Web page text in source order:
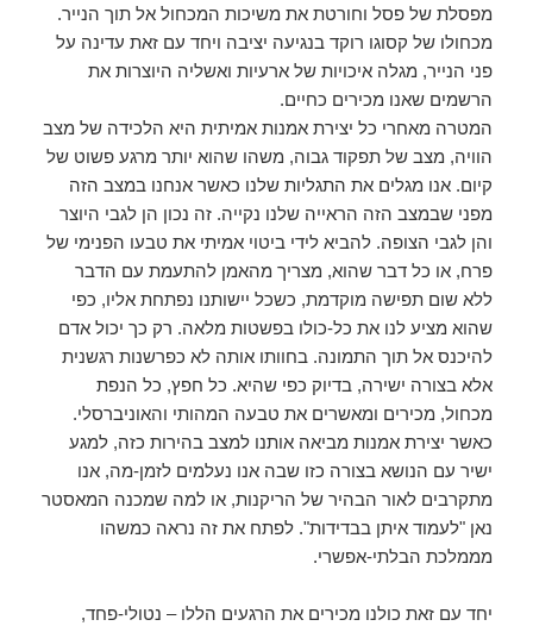
מפסלת של פסל וחורטת את משיכות המכחול אל תוך הנייר.
מכחולו של קסוגו רוקד בנגיעה יציבה ויחד עם זאת עדינה על
פני הנייר, מגלה איכויות של ארעיות ואשליה היוצרות את
הרשמים שאנו מכירים כחיים.
המטרה מאחרי כל יצירת אמנות אמיתית היא הלכידה של מצב
הוויה, מצב של תפקוד גבוה, משהו שהוא יותר מרגע פשוט של
קיום. אנו מגלים את התגליות שלנו כאשר אנחנו במצב הזה
מפני שבמצב הזה הראייה שלנו נקייה. זה נכון הן לגבי היוצר
והן לגבי הצופה. להביא לידי ביטוי אמיתי את טבעו הפנימי של
פרח, או כל דבר שהוא, מצריך מהאמן להתעמת עם הדבר
ללא שום תפישה מוקדמת, כשכל יישותנו נפתחת אליו, כפי
שהוא מציע לנו את כל-כולו בפשטות מלאה. רק כך יכול אדם
להיכנס אל תוך התמונה. בחוותו אותה לא כפרשנות רגשנית
אלא בצורה ישירה, בדיוק כפי שהיא. כל חפץ, כל הנפת
מכחול, מכירים ומאשרים את טבעה המהותי והאוניברסלי.
כאשר יצירת אמנות מביאה אותנו למצב בהירות כזה, למגע
ישיר עם הנושא בצורה כזו שבה אנו נעלמים לזמן-מה, אנו
מתקרבים לאור הבהיר של הריקנות, או למה שמכנה המאסטר
נאן "לעמוד איתן בבדידות". לפתח את זה נראה כמשהו
מממלכת הבלתי-אפשרי.
יחד עם זאת כולנו מכירים את הרגעים הללו – נטולי-פחד,